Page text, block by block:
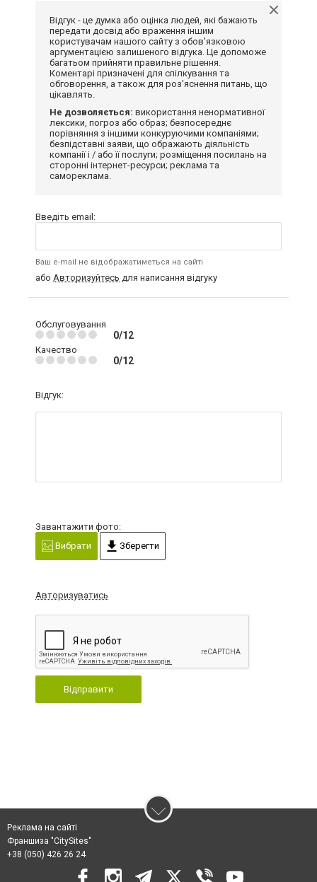
Відгук - це думка або оцінка людей, які бажають
передати досвід або враження іншим
користувачам нашого сайту з обов'язковою
аргументацією залишеного відгука. Це допоможе
багатьом прийняти правильне рішення.
Коментарі призначені для спілкування та
обговорення, а також для роз'яснення питань, що
цікавлять.
Не дозволяється: використання ненормативної
лексики, погроз або образ; безпосереднє
порівняння з іншими конкуруючими компаніями;
безпідставні заяви, що ображають діяльність
компанії і / або її послуги; розміщення посилань на
сторонні інтернет-ресурси; реклама та
самореклама.
Введіть email:
Ваш e-mail не відображатиметься на сайті
або Авторизуйтесь для написання відгуку
Обслуговування
0/12
Качество
0/12
Відгук:
Завантажити фото:
Вибрати
Зберегти
Авторизуватись
Відправити
Реклама на сайті
Франшиза "CitySites"
+38 (050) 426 26 24